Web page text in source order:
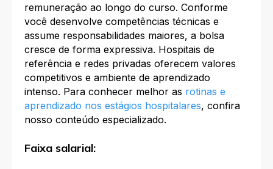
remuneração ao longo do curso. Conforme
você desenvolve competências técnicas e
assume responsabilidades maiores, a bolsa
cresce de forma expressiva. Hospitais de
referência e redes privadas oferecem valores
competitivos e ambiente de aprendizado
intenso. Para conhecer melhor as rotinas e
aprendizado nos estágios hospitalares, confira
nosso conteúdo especializado.
Faixa salarial: